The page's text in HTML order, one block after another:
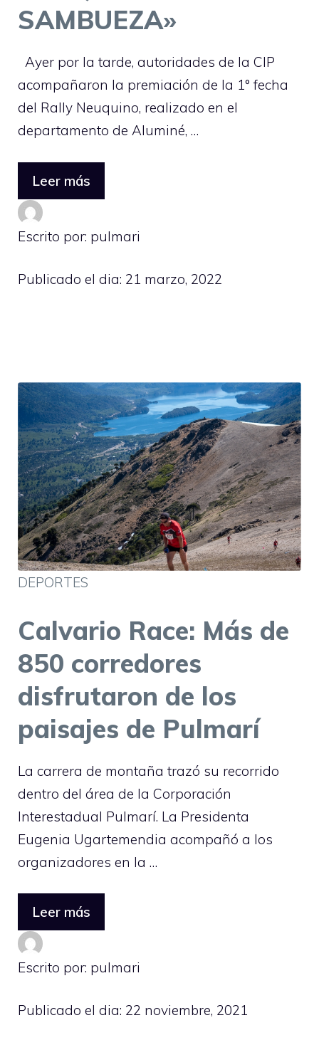
SAMBUEZA»
Ayer por la tarde, autoridades de la CIP
acompañaron la premiación de la 1° fecha
del Rally Neuquino, realizado en el
departamento de Aluminé, …
Leer más
Escrito por: pulmari
Publicado el dia: 21 marzo, 2022
DEPORTES
Calvario Race: Más de
850 corredores
disfrutaron de los
paisajes de Pulmarí
La carrera de montaña trazó su recorrido
dentro del área de la Corporación
Interestadual Pulmarí. La Presidenta
Eugenia Ugartemendia acompañó a los
organizadores en la …
Leer más
Escrito por: pulmari
Publicado el dia: 22 noviembre, 2021